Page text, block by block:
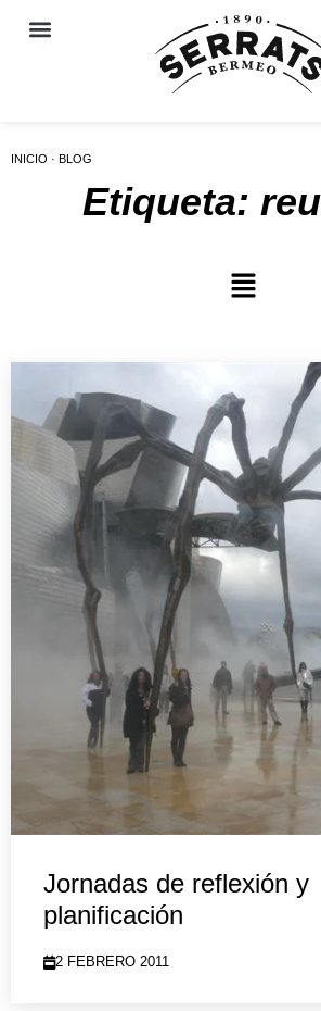
INICIO · BLOG
Etiqueta:
Jornadas de reflexión y
planificación
2 FEBRERO 2011